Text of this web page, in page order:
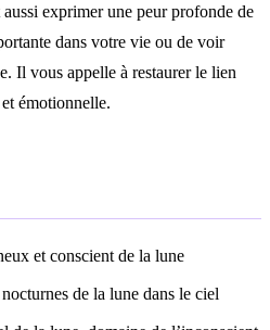
exprimer une peur profonde de
dans votre vie ou de voir
Il vous appelle à restaurer le lien
émotionnelle.
et conscient de la lune
de la lune dans le ciel